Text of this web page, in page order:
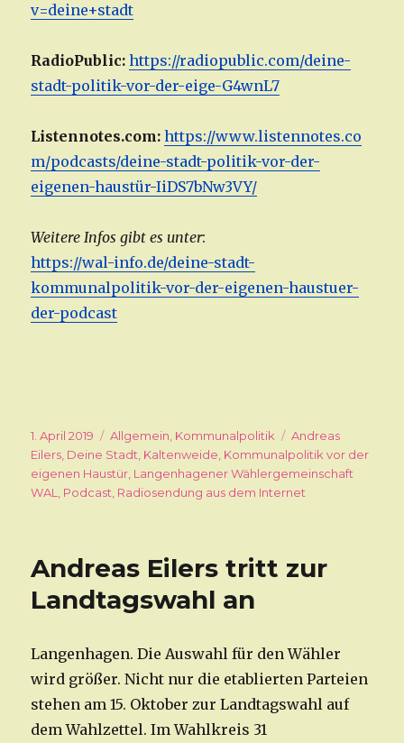
v=deine+stadt
RadioPublic:https://radiopublic.com/deine-
stadt-politik-vor-der-eige-G4wnL7
Listennotes.com:https://www.listennotes.co
m/podcasts/deine-stadt-politik-vor-der-
eigenen-haustür-IiDS7bNw3VY/
Weitere Infos gibt es unter:
https://wal-info.de/deine-stadt-
kommunalpolitik-vor-der-eigenen-haustuer-
der-podcast
Veröffentlicht
am
1. April 2019 Kategorien
Allgemein, Kommunalpolitik Schlagwörter
Andreas
Eilers, Deine Stadt, Kaltenweide, Kommunalpolitik vor der
eigenen Haustür, Langenhagener Wählergemeinschaft
WAL, Podcast, Radiosendung aus dem Internet
Andreas Eilers tritt zur
Landtagswahl an
Langenhagen. Die Auswahl für den Wähler
wird größer. Nicht nur die etablierten Parteien
stehen am 15. Oktober zur Landtagswahl auf
dem Wahlzettel. Im Wahlkreis 31